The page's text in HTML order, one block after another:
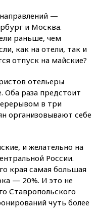
—
и Москва.
раньше, чем
как на отели, так и
отпуск на майские?
отельеры
раза предстоит
в три
организовывают себе
и желательно на
России.
края самая большая
— 20%. И это не
Ставропольского
чуть более